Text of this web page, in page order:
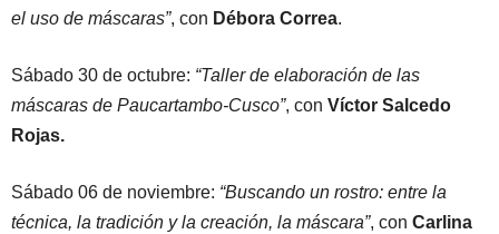
el uso de máscaras”, con Débora Correa.
Sábado 30 de octubre: “Taller de elaboración de las
máscaras de Paucartambo-Cusco”, con Víctor Salcedo
Rojas.
Sábado 06 de noviembre: “Buscando un rostro: entre la
técnica, la tradición y la creación, la máscara”, con Carlina